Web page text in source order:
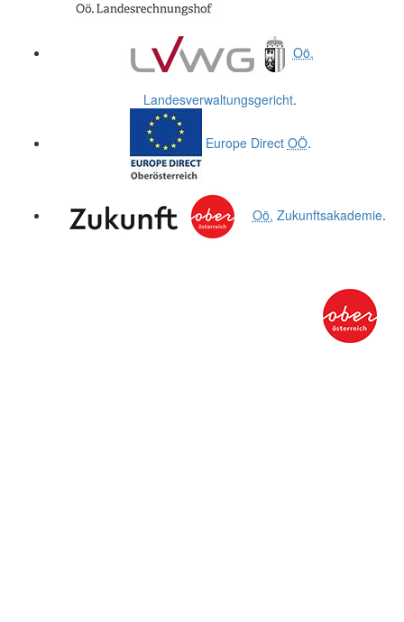
Oö.
Landesverwaltungsgericht.
Europe Direct OÖ.
Oö. Zukunftsakademie.